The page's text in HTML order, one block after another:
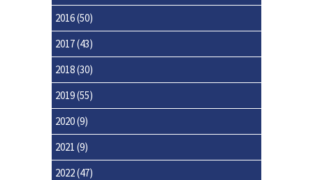
2016(50)
2017(43)
2018(30)
2019(55)
2020(9)
2021 (9)
2022(47)